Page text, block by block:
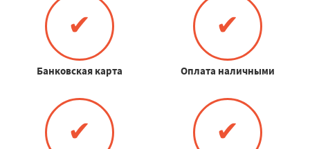
✔
Банковская карта
✔
Оплата наличными
✔ ✔